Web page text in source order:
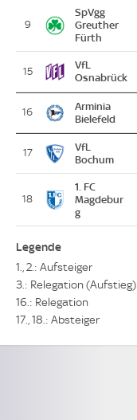
9
SpVgg
Greuther
Fürth
15
VfL
Osnabrück
16
Arminia
Bielefeld
17
VfL
Bochum
18
1. FC
Magdebur
g
Legende
1., 2.: Aufsteiger
3.: Relegation (Aufstieg)
16.: Relegation
17., 18.: Absteiger